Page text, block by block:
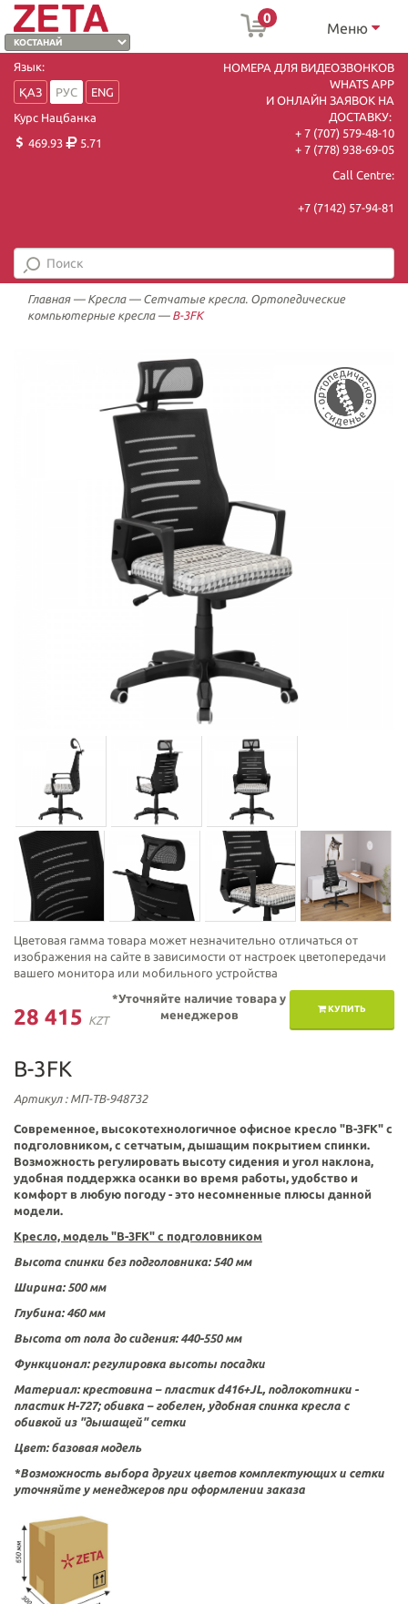
0
Меню
Язык:
ҚАЗ
РУС
ENG
Курс Нацбанка
469.93
5.71
НОМЕРА ДЛЯ ВИДЕОЗВОНКОВ
WHATS APP
И ОНЛАЙН ЗАЯВОК НА
ДОСТАВКУ:
+ 7 (707) 579-48-10
+ 7 (778) 938-69-05
Call Centre:
+7 (7142) 57-94-81
Главная— Кресла— Сетчатые кресла. Ортопедические
компьютерные кресла— В-3FK
Цветовая гамма товара может незначительно отличаться от
изображения на сайте в зависимости от настроек цветопередачи
вашего монитора или мобильного устройства
28 415 KZT
КУПИТЬ
*Уточняйте наличие товара у
менеджеров
В-3FK
Артикул: МП-ТВ-948732
Современное, высокотехнологичное офисное кресло "B-3FK" с
подголовником, с сетчатым, дышащим покрытием спинки.
Возможность регулировать высоту сидения и угол наклона,
удобная поддержка осанки во время работы, удобство и
комфорт в любую погоду - это несомненные плюсы данной
модели.
Кресло, модель "B-3FK" с подголовником
Высота спинки без подголовника: 540 мм
Ширина:500 мм
Глубина: 460 мм
Высота от пола до сидения: 440-550 мм
Функционал:регулировка высоты посадки
Материал: крестовина – пластикd416+JL, подлокотники -
пластик Н-727; обивка – гобелен, удобная спинка кресла с
обивкой из "дышащей" сетки
Цвет:базовая модель
*Возможность выбора других цветов комплектующих и сетки
уточняйте у менеджеров при оформлении заказа